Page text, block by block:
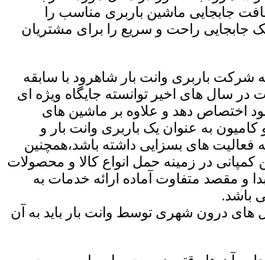
جابجایی ماشین باربری مناسب را
جابجایی راحت و سریع را برای مشتریان
شرکت باربری وانت بار شاهرود با سابقه
سال های اخیر توانسته جایگاه ویژه ای
اختصاص دهد و علاوه بر ماشین های
به عنوان یک باربری وانت بار و
فعالیت های بسزایی داشته باشد،همچنین
در زمینه حمل انواع کالا و محصولات
و مقصد متفاوت آماده ارائه خدمات به
باشد.
های درون شهری توسط وانت بار باید به آن